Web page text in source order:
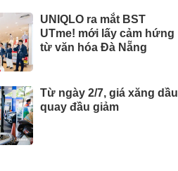
UNIQLO ra mắt BST
UTme! mới lấy cảm hứng
từ văn hóa Đà Nẵng
Từ ngày 2/7, giá xăng dầu
quay đầu giảm